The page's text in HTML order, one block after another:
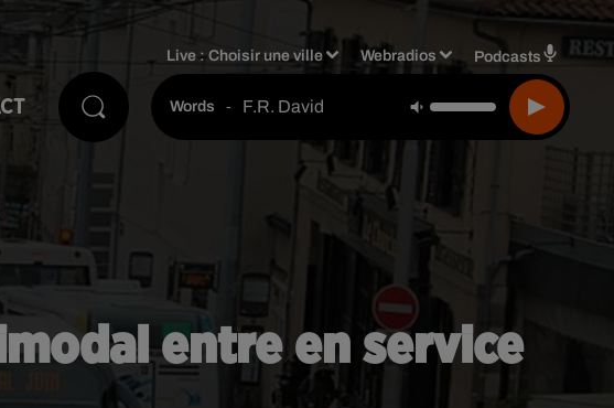
Live :Choisir une ville Webradios Podcasts
Words - F.r. David
entre en service